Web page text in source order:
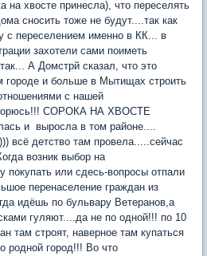
хвосте принесла), что переселять
сносить тоже не будут....так как
с переселением именно в КК... в
захотели сами поиметь
А Домстрй сказал, что это
городе и больше в Мытищах строить
с нашей
СОРОКА НА ХВОСТЕ
и выросла в том районе....
детство там провела.....сейчас
возник выбор на
покупать или сдесь-вопросы отпали
перенаселение граждан из
идёшь по бульвару Ветеранов,а
гуляют....да не по одной!!! по 10
там строят, наверное там купаться
родной город!!! Во что